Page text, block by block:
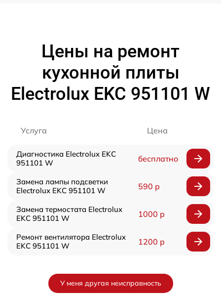
Цены на ремонт
кухонной плиты
Electrolux EKC 951101 W
Услуга Цена
Диагностика Electrolux EKC
951101 W
бесплатно
Замена лампы подсветки
Electrolux EKC 951101 W
590 р
Замена термостата Electrolux
EKC 951101 W
1000 р
Ремонт вентилятора Electrolux
EKC 951101 W
1200 р
У меня другая неисправность